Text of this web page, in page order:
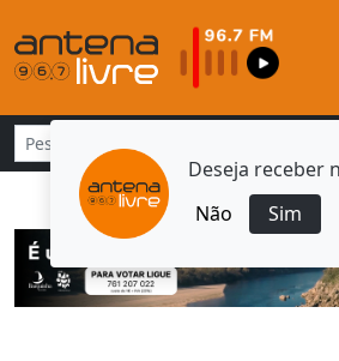
Deseja receber
Não
Sim